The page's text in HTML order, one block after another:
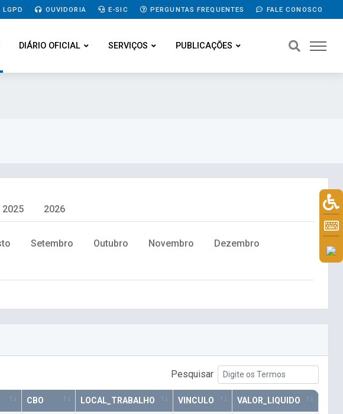
LGPD OUVIDORIA E-SIC PERGUNTAS FREQUENTES FALE CONOSCO
DIÁRIO OFICIAL SERVIÇOS PUBLICAÇÕES
2025 2026
Setembro Outubro Novembro Dezembro
Pesquisar
CBO LOCAL_TRABALHO VINCULO VALOR_LIQUIDO